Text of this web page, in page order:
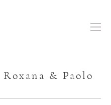
& Paolo